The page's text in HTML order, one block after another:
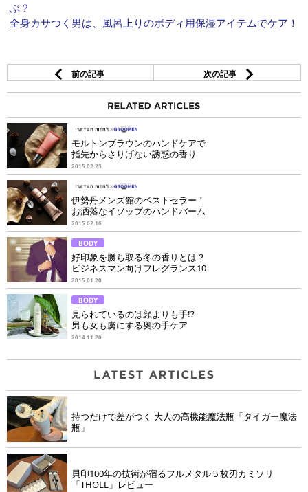
ぶ？
全身カサつく男は、風呂上りのボディ用保湿アイテムでケア！
前の記事 次の記事
モルトンブラウンのハンドケアで
指先からさりげない誘惑の香り
2015.02.23
伊勢丹メンズ館のベストセラー！
お洒落なイソップのハンドバーム
2015.02.16
BODY
好印象を勝ち取る冬の香りとは？
ビジネスマン向けフレグランス10
2015.01.20
BODY
見られているのは顔よりも手!?
男も女も虜にする奥の手ケア
2014.11.20
持つだけで差がつく 大人の高機能魔法瓶「タイガー魔法
瓶」
貝印100年の技術が宿るフルメタル５枚刃カミソリ
「THOLL」レビュー